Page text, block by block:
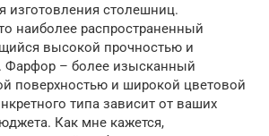
изготовления столешниц.
наиболее распространенный
высокой прочностью и
Фарфор – более изысканный
поверхностью и широкой цветовой
типа зависит от ваших
Как мне кажется,